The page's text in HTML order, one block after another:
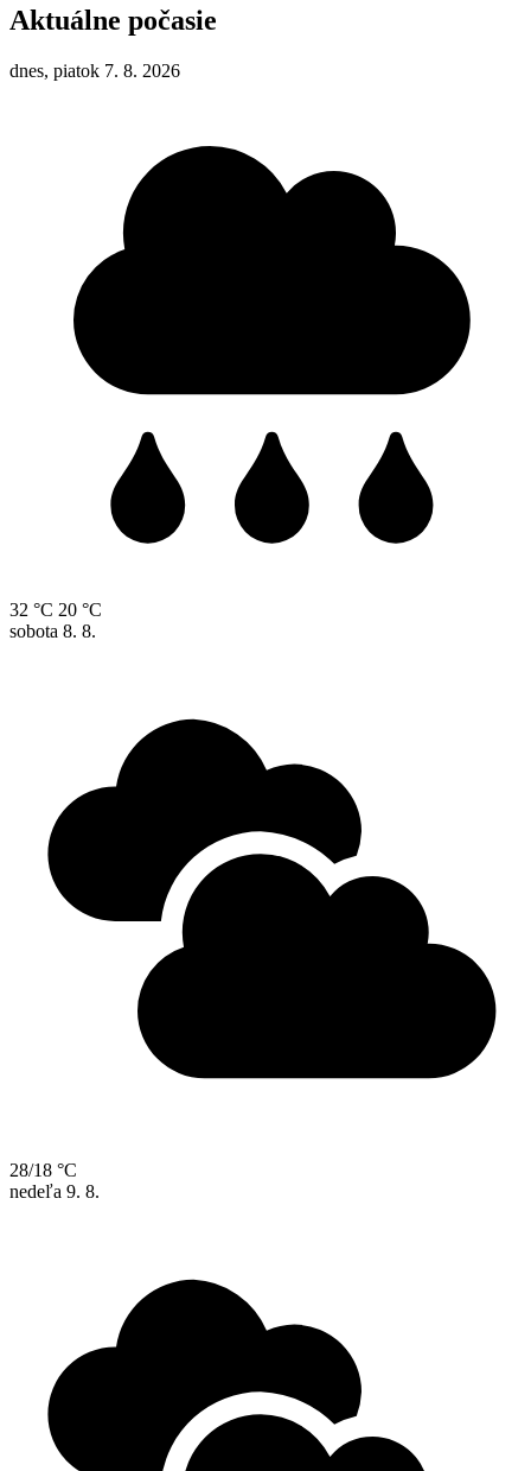
Aktuálne počasie
dnes, piatok 7. 8. 2026
32 °C 20 °C
sobota 8. 8.
28/18 °C
nedeľa 9. 8.